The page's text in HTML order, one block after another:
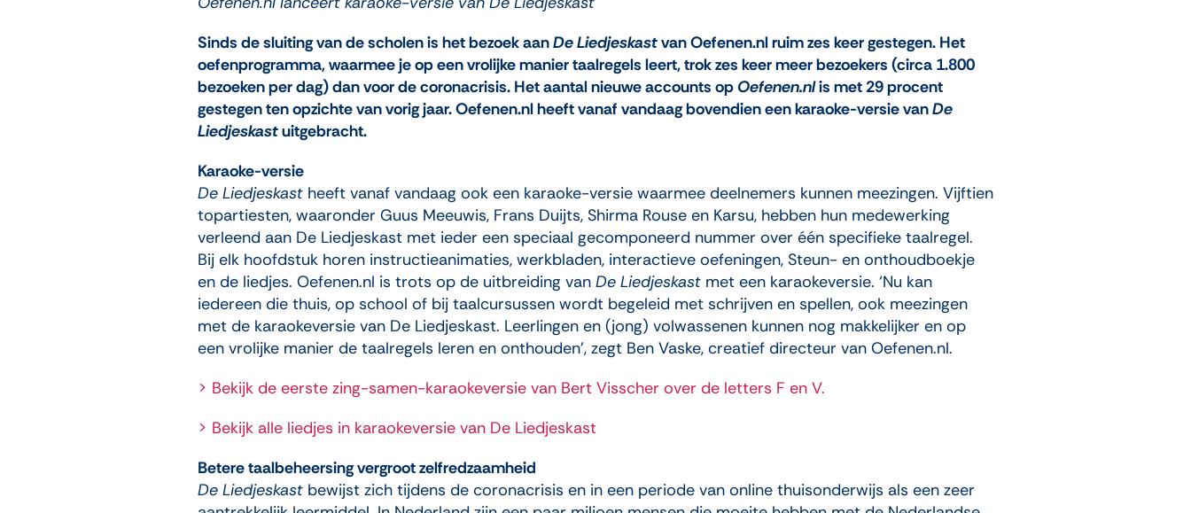
Sinds de sluiting van de scholen is het bezoek aanDe Liedjeskastvan Oefenen.nl ruim zes keer gestegen. Het
oefenprogramma, waarmee je op een vrolijke manier taalregels leert, trok zes keer meer bezoekers (circa 1.800
bezoeken per dag) dan voor de coronacrisis. Het aantal nieuwe accounts opOefenen.nlis met 29 procent
gestegen ten opzichte van vorig jaar. Oefenen.nl heeft vanaf vandaag bovendien een karaoke-versie vanDe
Liedjeskastuitgebracht.
Karaoke-versie
De Liedjeskastheeft vanaf vandaag ook een karaoke-versie waarmee deelnemers kunnen meezingen. Vijftien
topartiesten, waaronder Guus Meeuwis, Frans Duijts, Shirma Rouse en Karsu, hebben hun medewerking
verleend aan De Liedjeskast met ieder een speciaal gecomponeerd nummer over één specifieke taalregel.
Bij elk hoofdstuk horen instructieanimaties, werkbladen, interactieve oefeningen, Steun- en onthoudboekje
en de liedjes. Oefenen.nl is trots op de uitbreiding van De Liedjeskastmet een karaokeversie. ‘Nu kan
iedereen die thuis, op school of bij taalcursussen wordt begeleid met schrijven en spellen, ook meezingen
met de karaokeversie van De Liedjeskast. Leerlingen en (jong) volwassenen kunnen nog makkelijker en op
een vrolijke manier de taalregels leren en onthouden’, zegt Ben Vaske, creatief directeur van Oefenen.nl.
> Bekijk de eerste zing-samen-karaokeversie van Bert Visscher over de letters F en V.
> Bekijk alle liedjes in karaokeversie van De Liedjeskast
Betere taalbeheersing vergroot zelfredzaamheid
De Liedjeskastbewijst zich tijdens de coronacrisis en in een periode van online thuisonderwijs als een zeer